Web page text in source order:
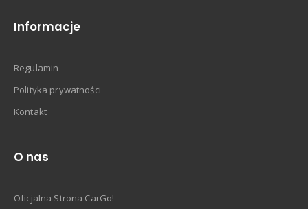
Informacje
Regulamin
Polityka prywatności
Kontakt
O nas
Oficjalna Strona CarGo!